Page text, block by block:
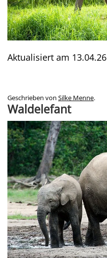
Aktualisiert am 13.04.26
Geschrieben von Silke Menne.
Waldelefant